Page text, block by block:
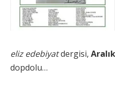
eliz edebiyatdergisi,
dopdolu…